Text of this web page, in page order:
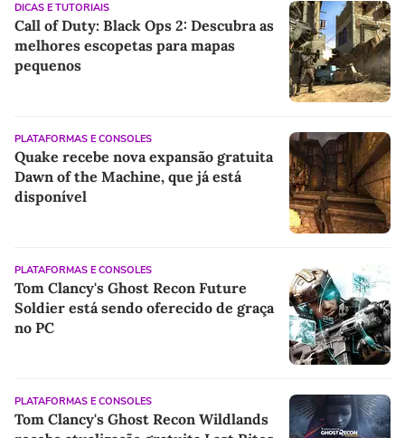
DICAS E TUTORIAIS
Call of Duty: Black Ops 2: Descubra as
melhores escopetas para mapas
pequenos
PLATAFORMAS E CONSOLES
Quake recebe nova expansão gratuita
Dawn of the Machine, que já está
disponível
PLATAFORMAS E CONSOLES
Tom Clancy's Ghost Recon Future
Soldier está sendo oferecido de graça
no PC
PLATAFORMAS E CONSOLES
Tom Clancy's Ghost Recon Wildlands